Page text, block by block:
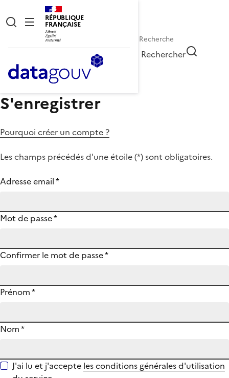
RÉPUBLIQUE
FRANÇAISE
Rechercher
S'enregistrer
Pourquoi créer un compte ?
Les champs précédés d'une étoile (*) sont obligatoires.
Adresse email*
Mot de passe*
Confirmer le mot de passe*
Prénom*
Nom*
J'ai lu et j'accepte les conditions générales d'utilisation